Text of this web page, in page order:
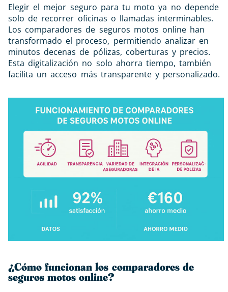
Elegir el mejor seguro para tu moto ya no depende
solo de recorrer oficinas o llamadas interminables.
Los comparadores de seguros motos online han
transformado el proceso, permitiendo analizar en
minutos decenas de pólizas, coberturas y precios.
Esta digitalización no solo ahorra tiempo, también
facilita un acceso más transparente y personalizado.
¿Cómo funcionan los comparadores de
seguros motos online?